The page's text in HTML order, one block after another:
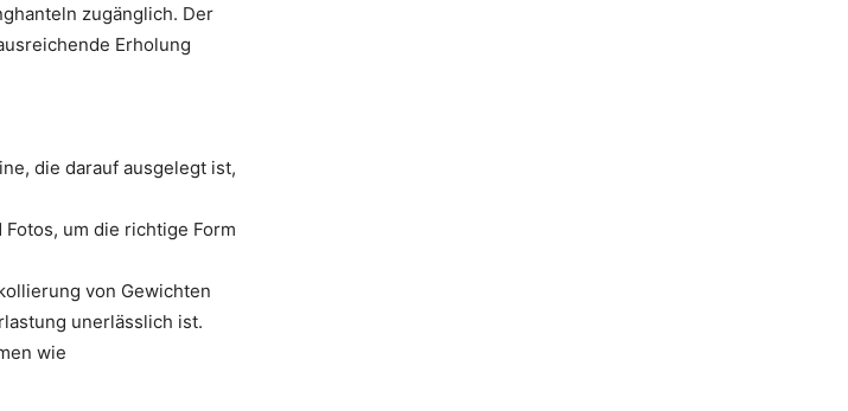
zugänglich. Der
Erholung
die darauf ausgelegt ist,
um die richtige Form
von Gewichten
unerlässlich ist.
wie